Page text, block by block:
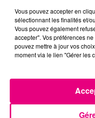
UNE
Vous pouvez accepter en
sélectionnant les finalités et/
Vous pouvez également
accepter". Vos préférences
pouvez mettre à jour vos
moment via le lien "Gérer les